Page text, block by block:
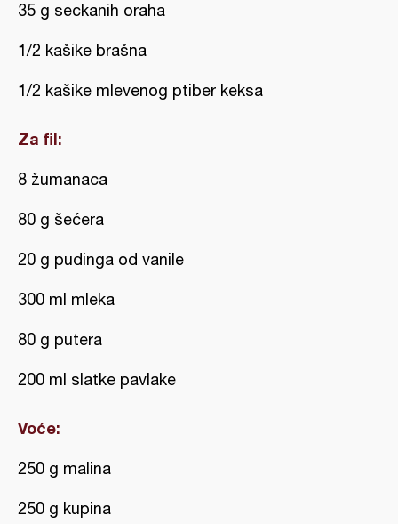
35 g seckanih oraha
1/2 kašike brašna
1/2 kašike mlevenog ptiber keksa
Za fil:
8 žumanaca
80 g šećera
20 g pudinga od vanile
300 ml mleka
80 g putera
200 ml slatke pavlake
Voće:
250 g malina
250 g kupina